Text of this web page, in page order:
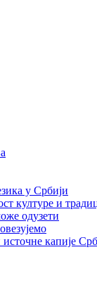
у Србији
културе и
одузети
капије